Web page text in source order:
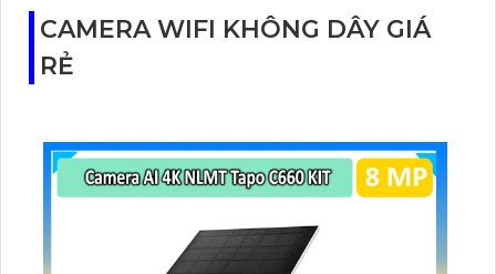
các công trình lớn. Camera DS-2CD1P27G2-LUF có
khả năng tự nhận màu ban đêm, đáp ứng nhu cầu
giám sát trong các xưởng sản xuất, kho hàng và nhà
môi trường khắc nghiệt.
CAMERA WIFI KHÔNG DÂY GIÁ
RẺ